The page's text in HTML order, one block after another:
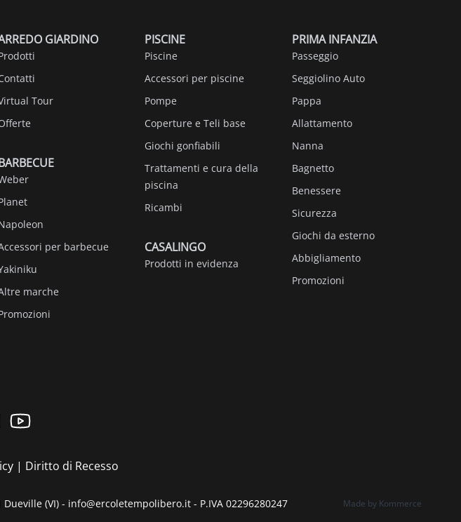
GIARDINO
Tour
per barbecue
marche
PISCINE
Piscine
Accessori per piscine
Pompe
Coperture e Teli base
Giochi gonfiabili
Trattamenti e cura della
piscina
Ricambi
CASALINGO
Prodotti in evidenza
PRIMA INFANZIA
Passeggio
Seggiolino Auto
Pappa
Allattamento
Nanna
Bagnetto
Benessere
Sicurezza
Giochi da esterno
Abbigliamento
Promozioni
| Diritto di Recesso
(VI) - info@ercoletempolibero.it - P.IVA 02296280247 Made by Kommerce